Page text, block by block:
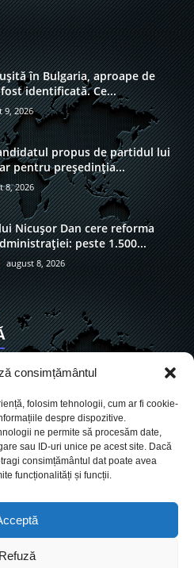
consimțământul
folosim tehnologii, cum ar fi cookie-
despre dispozitive.
ne permite să procesăm date,
sau ID-uri unice pe acest site. Dacă
consimțământul dat poate avea
funcționalități și funcții.
Refuză
în Bulgaria, aproape de
identificată. Ce...
9, 2026
propus de partidul lui
pentru președinția...
8, 2026
Nicușor Dan cere reforma
peste 1.500...
august 8, 2026
6922
564